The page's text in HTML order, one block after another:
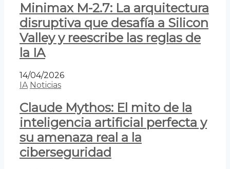
Minimax M-2.7: La arquitectura
disruptiva que desafía a Silicon
Valley y reescribe las reglas de
la IA
14/04/2026
IA Noticias
Claude Mythos: El mito de la
inteligencia artificial perfecta y
su amenaza real a la
ciberseguridad